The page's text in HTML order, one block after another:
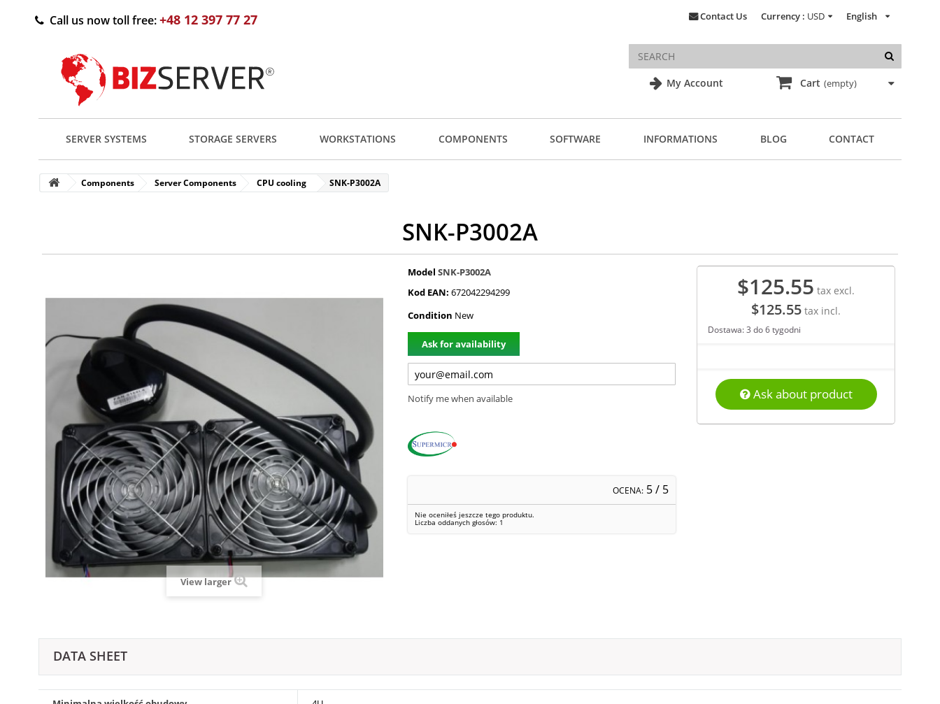
My Account
English
Currency : USD
Contact Us
Call us now toll free:+48 12 397 77 27
Cart (empty)
SERVER SYSTEMS STORAGE SERVERS WORKSTATIONS COMPONENTS SOFTWARE INFORMATIONS BLOG CONTACT
Components Server Components CPU cooling SNK-P3002A
SNK-P3002A
View larger
Model SNK-P3002A
Kod EAN: 672042294299
Condition New
Ask for availability
Notify me when available
OCENA: 5/ 5
Nie oceniłeś jeszcze tego produktu.
Liczba oddanych głosów: 1
$125.55 tax excl.
$125.55 tax incl.
Dostawa: 3 do 6 tygodni
Ask about product
DATA SHEET